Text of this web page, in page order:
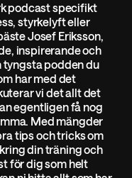
podcast specifikt
styrkelyft eller
Josef Eriksson,
inspirerande och
tyngsta podden du
har med det
vi det allt det
egentligen få nog
Med mängder
tips och tricks om
din träning och
för dig som helt